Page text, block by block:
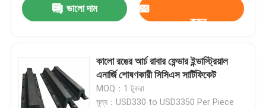
ভালো দাম
করুন
কালো রঙের আর্চ রাবার ফেন্ডার ইন্ডাস্ট্রিয়াল
এনার্জি শোষণকারী সিসিএস সার্টিফিকেট
MOQ：1 টুকরা
মূল্য：USD330 to USD3350 Per Piece